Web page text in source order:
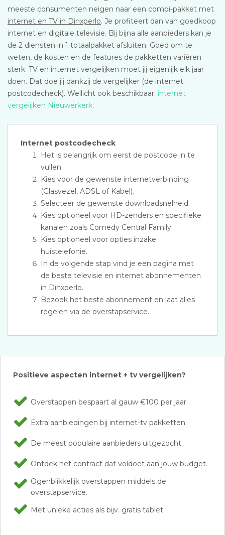
meeste consumenten neigen naar een combi-pakket met
internet en TV in Dinxperlo. Je profiteert dan van goedkoop
internet en digitale televisie. Bij bijna alle aanbieders kan je
de 2 diensten in 1 totaalpakket afsluiten. Goed om te
weten, de kosten en de features de pakketten variëren
sterk. TV en internet vergelijken moet jij eigenlijk elk jaar
doen. Dat doe jij dankzij de vergelijker (de internet
postcodecheck). Wellicht ook beschikbaar: internet
vergelijken Nieuwerkerk.
Internet postcodecheck
Het is belangrijk om eerst de postcode in te
vullen.
Kies voor de gewenste internetverbinding
(Glasvezel, ADSL of Kabel).
Selecteer de gewenste downloadsnelheid.
Kies optioneel voor HD-zenders en specifieke
kanalen zoals Comedy Central Family.
Kies optioneel voor opties inzake
huistelefonie.
In de volgende stap vind je een pagina met
de beste televisie en internet abonnementen
in Dinxperlo.
Bezoek het beste abonnement en laat alles
regelen via de overstapservice.
Positieve aspecten internet + tv vergelijken?
Overstappen bespaart al gauw €100 per jaar
Extra aanbiedingen bij internet-tv pakketten.
De meest populaire aanbieders uitgezocht.
Ontdek het contract dat voldoet aan jouw budget.
Ogenblikkelijk overstappen middels de
overstapservice.
Met unieke acties als bijv. gratis tablet.